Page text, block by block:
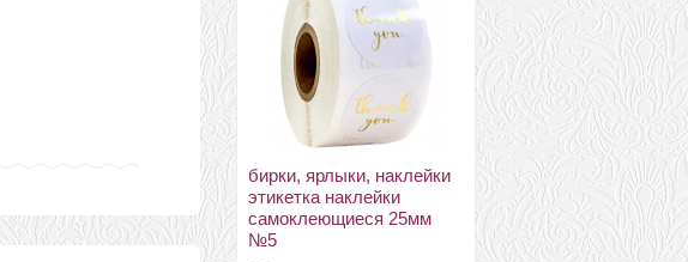
бирки, ярлыки, наклейки
этикетка наклейки
самоклеющиеся 25мм
№5
меринос 22-24мкм
Україна ТМ Наша пряжа
фіалка
52 грн.